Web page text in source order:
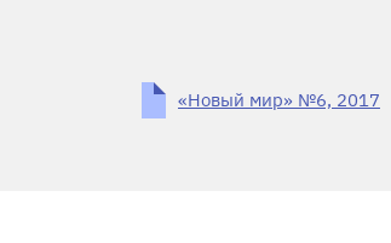
«Новый мир» №6, 2017